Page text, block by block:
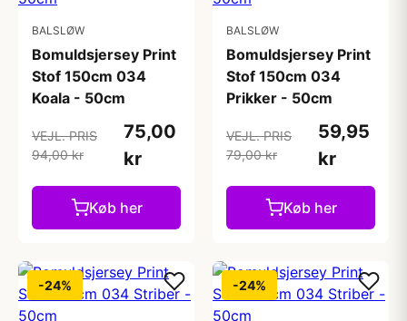
BALSLØW
Bomuldsjersey Print
Stof 150cm 034
Koala - 50cm
VEJL. PRIS
94,00 kr
75,00
kr
Køb her
BALSLØW
Bomuldsjersey Print
Stof 150cm 034
Prikker - 50cm
VEJL. PRIS
79,00 kr
59,95
kr
Køb her
-24% -24%